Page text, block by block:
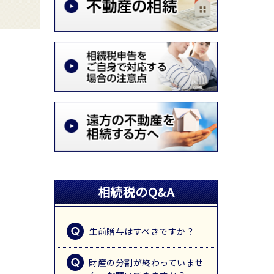
相続税のQ&A
生前贈与はすべきですか？
財産の分割が終わっていませ